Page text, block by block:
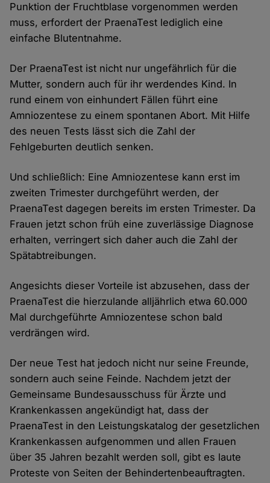
Punktion der Fruchtblase vorgenommen werden
muss, erfordert der PraenaTest lediglich eine
einfache Blutentnahme.
Der PraenaTest ist nicht nur ungefährlich für die
Mutter, sondern auch für ihr werdendes Kind. In
rund einem von einhundert Fällen führt eine
Amniozentese zu einem spontanen Abort. Mit Hilfe
des neuen Tests lässt sich die Zahl der
Fehlgeburten deutlich senken.
Und schließlich: Eine Amniozentese kann erst im
zweiten Trimester durchgeführt werden, der
PraenaTest dagegen bereits im ersten Trimester. Da
Frauen jetzt schon früh eine zuverlässige Diagnose
erhalten, verringert sich daher auch die Zahl der
Spätabtreibungen.
Angesichts dieser Vorteile ist abzusehen, dass der
PraenaTest die hierzulande alljährlich etwa 60.000
Mal durchgeführte Amniozentese schon bald
verdrängen wird.
Der neue Test hat jedoch nicht nur seine Freunde,
sondern auch seine Feinde. Nachdem jetzt der
Gemeinsame Bundesausschuss für Ärzte und
Krankenkassen angekündigt hat, dass der
PraenaTest in den Leistungskatalog der gesetzlichen
Krankenkassen aufgenommen und allen Frauen
über 35 Jahren bezahlt werden soll, gibt es laute
Proteste von Seiten der Behindertenbeauftragten.